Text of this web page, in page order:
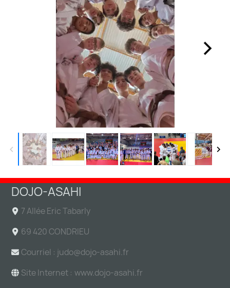
DOJO-ASAHI
7 Allée Eric Tabarly
69 420 CONDRIEU
Courriel : judo@dojo-asahi.fr
Site Internet : www.dojo-asahi.fr